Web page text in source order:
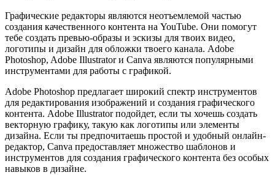
Графические редакторы являются неотъемлемой частью
создания качественного контента на YouTube. Они помогут
тебе создать превью-образы и эскизы для твоих видео,
логотипы и дизайн для обложки твоего канала. Adobe
Photoshop, Adobe Illustrator и Canva являются популярными
инструментами для работы с графикой.
Adobe Photoshop предлагает широкий спектр инструментов
для редактирования изображений и создания графического
контента. Adobe Illustrator подойдет, если ты хочешь создать
векторную графику, такую как логотипы или элементы
дизайна. Если ты предпочитаешь простой и удобный онлайн-
редактор, Canva предоставляет множество шаблонов и
инструментов для создания графического контента без особых
навыков в дизайне.